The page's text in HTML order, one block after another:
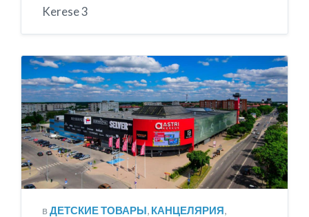
Kerese 3
в ДЕТСКИЕ ТОВАРЫ КАНЦЕЛЯРИЯ